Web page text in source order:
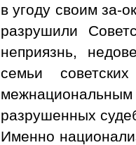
в угоду своим за-
разрушили
неприязнь,
семьи
разрушенных
Именно